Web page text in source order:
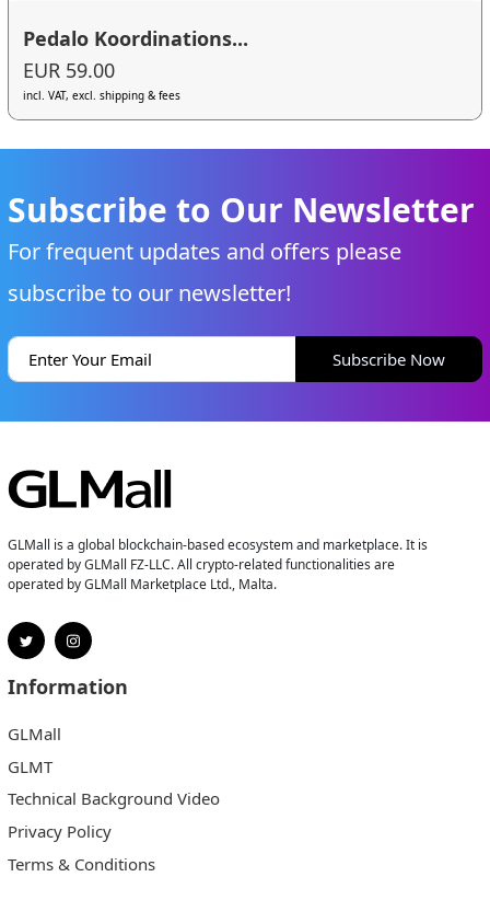
Pedalo Koordinations...
EUR 59.00
incl. VAT, excl. shipping & fees
Subscribe to Our Newsletter
For frequent updates and offers please
subscribe to our newsletter!
Subscribe Now
GLMall is a global blockchain-based ecosystem and marketplace. It is
operated by GLMall FZ-LLC. All crypto-related functionalities are
operated by GLMall Marketplace Ltd., Malta.
Information
GLMall
GLMT
Technical Background Video
Privacy Policy
Terms & Conditions